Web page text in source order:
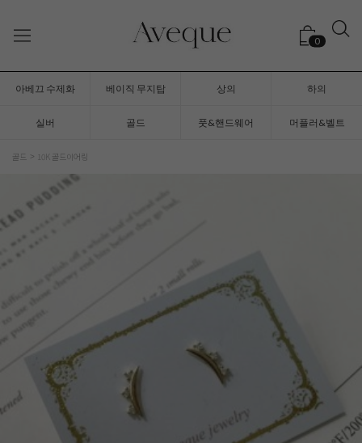
0
아베끄 수제화 베이직 무지탑 상의 하의
실버 골드 풋&핸드웨어 머플러&벨트
골드 10K 골드이어링